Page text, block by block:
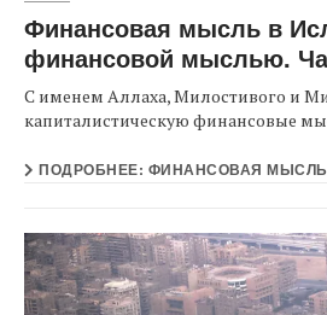
Финансовая мысль в
финансовой мыслью.
С именем Аллаха, Милостивого и
капиталистическую финансовые
ПОДРОБНЕЕ: ФИНАНСОВАЯ